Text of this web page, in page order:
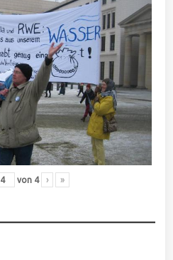
von 4 › »